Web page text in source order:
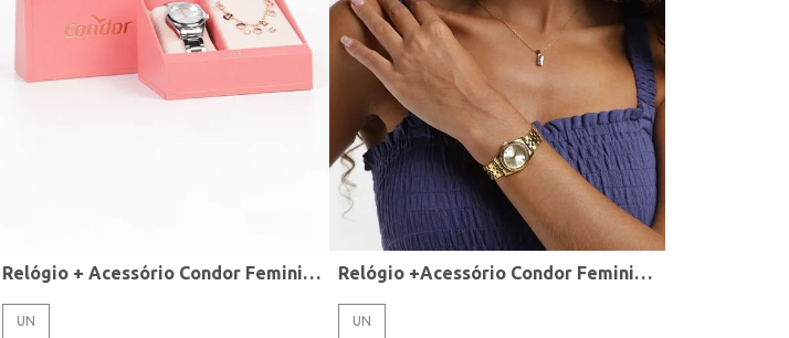
Relógio + Acessório Condor Feminino PRATA
UN
Relógio +Acessório Condor Feminino DOURADO
UN